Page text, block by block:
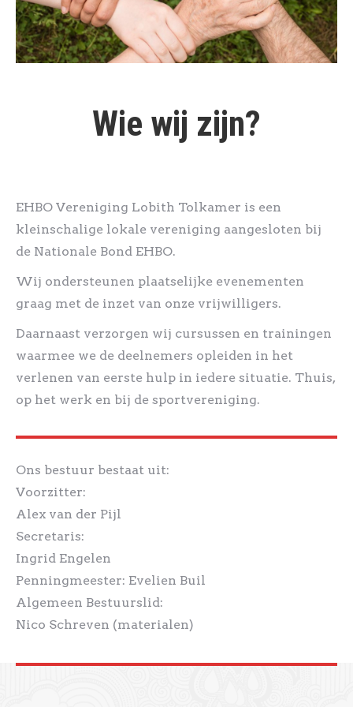
Wie wij zijn?
EHBO Vereniging Lobith Tolkamer is een
kleinschalige lokale vereniging aangesloten bij
de Nationale Bond EHBO.
Wij ondersteunen plaatselijke evenementen
graag met de inzet van onze vrijwilligers.
Daarnaast verzorgen wij cursussen en trainingen
waarmee we de deelnemers opleiden in het
verlenen van eerste hulp in iedere situatie. Thuis,
op het werk en bij de sportvereniging.
Ons bestuur bestaat uit:
Voorzitter:
Alex van der Pijl
Secretaris:
Ingrid Engelen
Penningmeester: Evelien Buil
Algemeen Bestuurslid:
Nico Schreven (materialen)